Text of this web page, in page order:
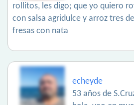
rollitos, les digo; que yo quiero
con salsa agridulce y arroz tres
fresas con nata
echeyde
53 años de